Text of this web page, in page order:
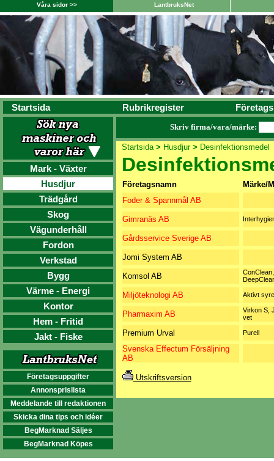
Våra sidor >> LantbruksNet
Startsida Rubrikregister
Mark - Växter
Husdjur
Trädgård
Skog
Vägunderhåll
Fordon
Verkstad
Bygg
Värme - Energi
Kontor
Hem - Fritid
Jakt - Fiske
Företagsuppgifter
Annonsprislista
Meddelande till redaktionen
Skicka dina tips och idéer
BegMarknad Säljes
BegMarknad Köpes
Skriv firma/vara/märke:
Startsida> Husdjur> Desinfektionsmedel
Företagsnamn
Märke/
Foder & Spannmål AB
Gimranäs AB
Gårdsservice Sverige AB
Jomi System AB
Komsol AB
ConClean,
Miljöteknologi AB Aktivt syre
Pharmaxim AB
Virkon S,
vet
Premium Urval Purell
Svenska Effectum Försäljning
AB
Utskriftsversion